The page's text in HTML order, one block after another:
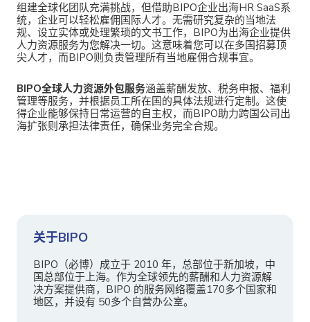
组建全球化团队充满挑战，但借助BIPO企业出海HR SaaS系
统，企业可以轻松雇佣国际人才。无需研究复杂的当地法
规、设立实体或处理繁琐的文书工作，BIPO为出海企业提供
人力资源服务为您解决一切。这意味着您可以在多国招募顶
尖人才，而BIPO则负责管理所有当地雇佣合规事宜。
BIPO全球人力资源外包服务涵盖薪酬发放、税务申报、福利
管理等服务，并根据员工所在国的具体法规进行定制。这使
得企业能够保持日常运营的自主权，而BIPO助力跨国公司出
海扩张则承担法律责任，确保业务完全合规。
关于BIPO
BIPO（必博）成立于 2010 年，总部位于新加坡，中
国总部位于上海。作为全球领先的薪酬和人力资源解
决方案提供商，BIPO 的服务网络覆盖170多个国家和
地区，并设有 50多个自营办公室。